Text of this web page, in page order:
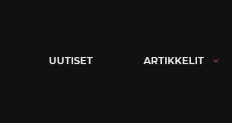
UUTISET ARTIKKELIT